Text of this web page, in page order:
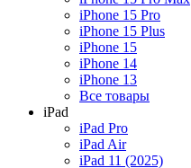
iPhone 15 Pro
iPhone 15 Plus
iPhone 15
iPhone 14
iPhone 13
Все товары
iPad
iPad Pro
iPad Air
iPad 11 (2025)